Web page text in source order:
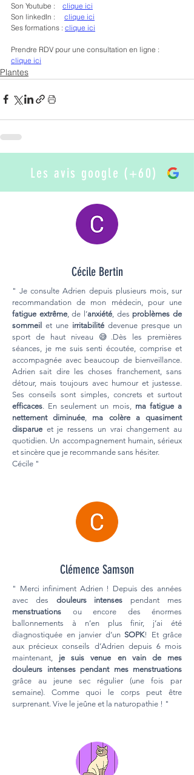
Son Youtube : clique ici
Son linkedIn : clique ici
Ses formations : clique ici
Prendre RDV pour une consultation en ligne :
clique ici
Plantes
Les avis google (+60)
Cécile Bertin
" Je consulte Adrien depuis plusieurs mois, sur
recommandation de mon médecin, pour une
fatigue extrême, de l’anxiété , desproblèmes de
sommeil et une irritabilité devenue presque un
sport de haut niveau 😅.Dès les premières
séances, je me suis senti écoutée, comprise et
accompagnée avec beaucoup de bienveillance.
Adrien sait dire les choses franchement, sans
détour, mais toujours avec humour et justesse.
Ses conseils sont simples, concrets et surtout
efficaces. En seulement un mois, ma fatigue a
nettement diminuée
ma colère a quasiment
disparue et je ressens un vrai changement au
quotidien. Un accompagnement humain, sérieux
et sincère que je recommande sans hésiter.
Cécile "
Clémence Samson
" Merci infiniment Adrien ! Depuis des années
avec des douleurs intenses pendant mes
menstruations ou encore des énormes
ballonnements à n’en plus finir, j’ai été
diagnostiquée en janvier d’un SOPK! Et grâce
aux précieux conseils d’Adrien depuis 6 mois
maintenant, je suis venue en vain de mes
douleurs intenses pendant mes menstruations
grâce au jeune sec régulier (une fois par
semaine). Comme quoi le corps peut être
surprenant. Vive le jeûne et la naturopathie ! "